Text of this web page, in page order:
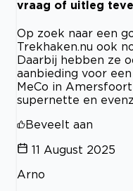
vraag of uitleg
Op zoek naar een
Trekhaken.nu ook
Daarbij hebben ze
aanbieding voor
MeCo in
supernette en
Beveelt aan
11 August 2025
Arno